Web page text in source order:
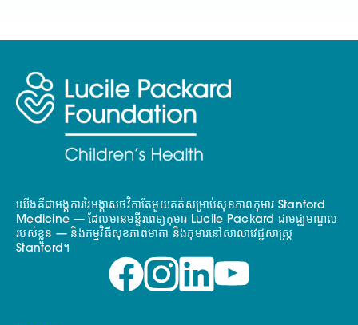
យើងគឺជាអង្គការរៃអង្គាសថវិកាតែមួយគត់សម្រាប់សុខភាពកុមារ Stanford
Medicine — ដែលមានមន្ទីរពេទ្យកុមារ Lucile Packard ជាមជ្ឈមណ្ឌល
របស់ខ្លួន — និងកម្មវិធីសុខភាពមាតា និងកុមារនៅសាលាវេជ្ជសាស្ត្រ
Stanford។